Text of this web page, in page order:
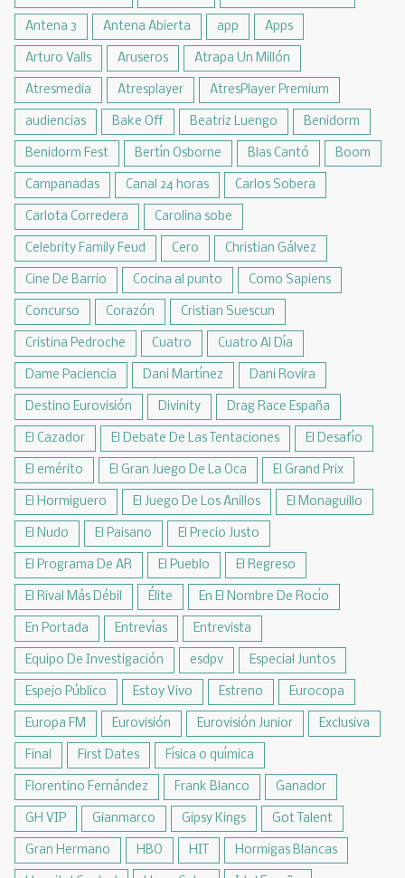
Antena 3 Antena Abierta app Apps
Arturo Valls Aruseros Atrapa Un Millón
Atresmedia Atresplayer AtresPlayer Premium
audiencias Bake Off Beatriz Luengo Benidorm
Benidorm Fest Bertín Osborne Blas Cantó Boom
Campanadas Canal 24 horas Carlos Sobera
Carlota Corredera Carolina sobe
Celebrity Family Feud Cero Christian Gálvez
Cine De Barrio Cocina al punto Como Sapiens
Concurso Corazón Cristian Suescun
Cristina Pedroche Cuatro Cuatro Al Día
Dame Paciencia Dani Martínez Dani Rovira
Destino Eurovisión Divinity Drag Race España
El Cazador El Debate De Las Tentaciones El Desafío
El emérito El Gran Juego De La Oca El Grand Prix
El Hormiguero El Juego De Los Anillos El Monaguillo
El Nudo El Paisano El Precio Justo
El Programa De AR El Pueblo El Regreso
El Rival Más Débil Élite En El Nombre De Rocío
En Portada Entrevías Entrevista
Equipo De Investigación esdpv Especial Juntos
Espejo Público Estoy Vivo Estreno Eurocopa
Europa FM Eurovisión Eurovisión Junior Exclusiva
Final First Dates Física o química
Florentino Fernández Frank Blanco Ganador
GH VIP Gianmarco Gipsy Kings Got Talent
Gran Hermano HBO HIT Hormigas Blancas